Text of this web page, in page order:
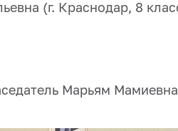
(г. Краснодар, 8
Марьям